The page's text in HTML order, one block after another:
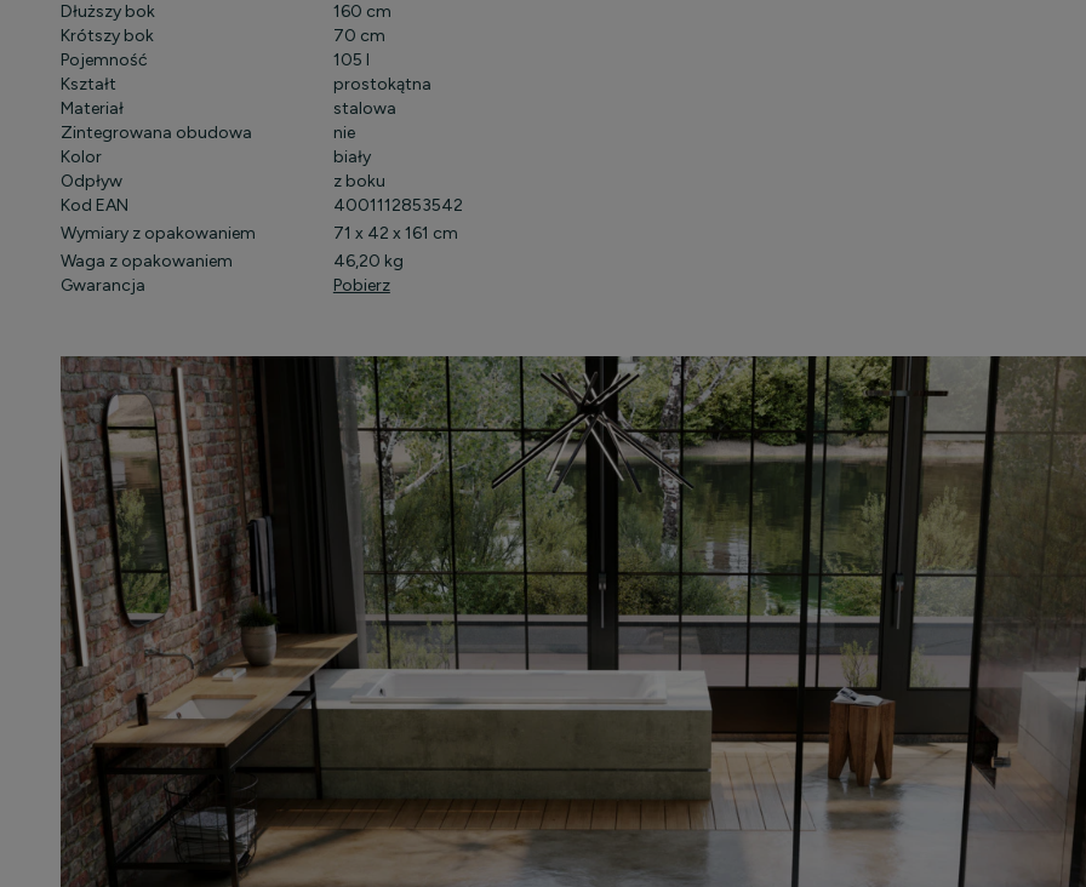
Dłuższy bok
160 cm
Krótszy bok
70 cm
Pojemność
105 l
Kształt
prostokątna
Materiał
stalowa
Zintegrowana obudowa
nie
Kolor
biały
Odpływ
z boku
Kod EAN
4001112853542
Wymiary z opakowaniem
71 x 42 x 161 cm
Waga z opakowaniem
46,20 kg
Gwarancja
Pobierz